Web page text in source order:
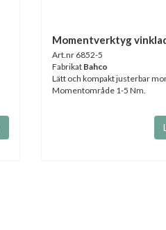
Momentverktyg
Art.nr 6852-5
Fabrikat Bahco
Lätt och kompakt justerbar
Momentområde 1-5 Nm.